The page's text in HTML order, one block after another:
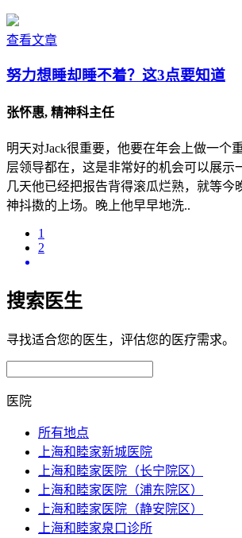
查看文章
努力想睡却睡不着？这3点要知道
张怀惠, 精神科主任
明天对Jack很重要，他要在年会上做一个
层领导都在，这是非常好的机会可以展示
几天他已经把报告背得滚瓜烂熟，就等今
神抖擞的上场。晚上他早早地洗..
1
2
搜索医生
寻找适合您的医生，评估您的医疗需求。
医院
所有地点
上海和睦家新城医院
上海和睦家医院（长宁院区）
上海和睦家医院（浦东院区）
上海和睦家医院（静安院区）
上海和睦家泉口诊所